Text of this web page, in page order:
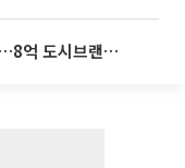
통령실 CI 업체가 수행